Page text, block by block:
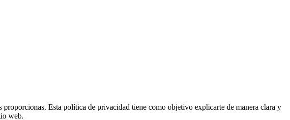
Esta política de privacidad tiene como objetivo explicarte de manera clara y
web.